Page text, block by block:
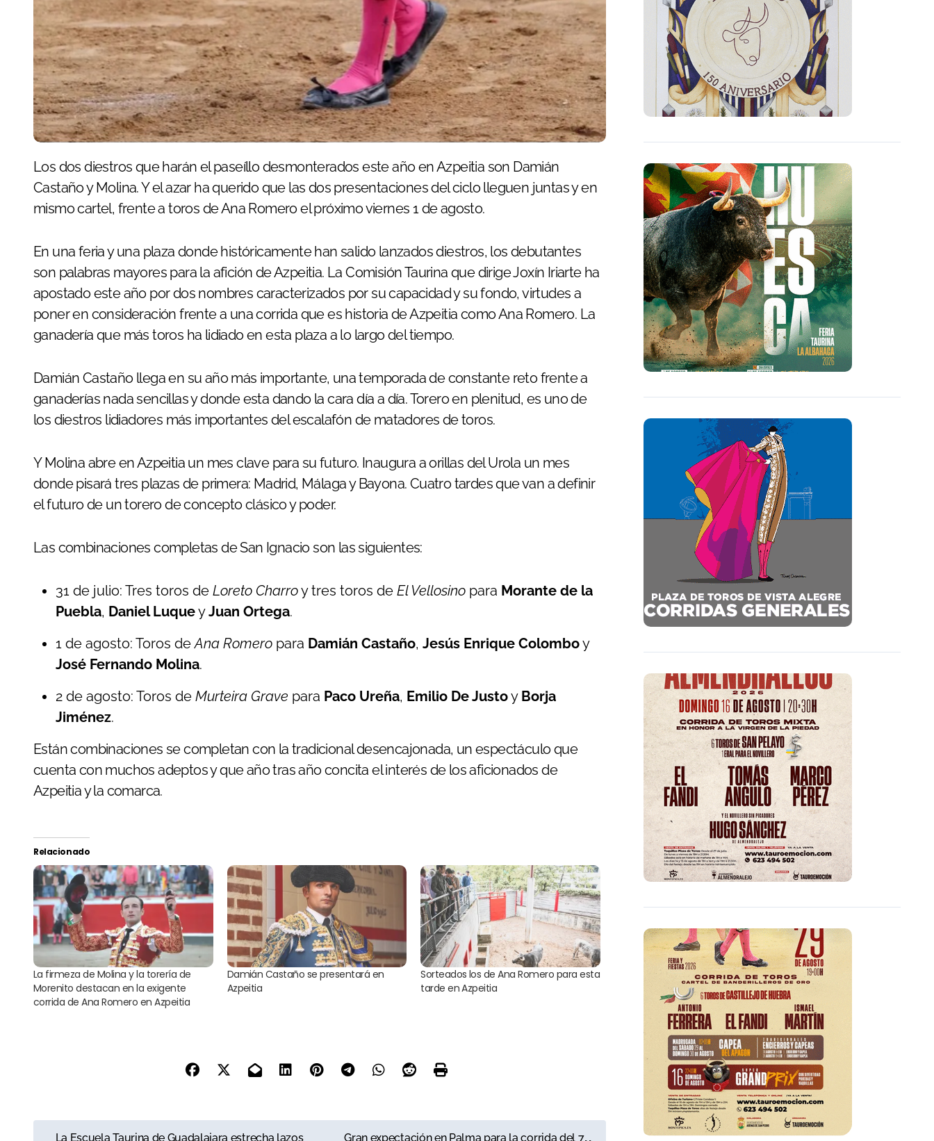
Los dos diestros que harán el paseíllo desmonterados este año en Azpeitia son Damián
Castaño y Molina. Y el azar ha querido que las dos presentaciones del ciclo lleguen juntas y en
mismo cartel, frente a toros de Ana Romero el próximo viernes 1 de agosto.
En una feria y una plaza donde históricamente han salido lanzados diestros, los debutantes
son palabras mayores para la afición de Azpeitia. La Comisión Taurina que dirige Joxín Iriarte ha
apostado este año por dos nombres caracterizados por su capacidad y su fondo, virtudes a
poner en consideración frente a una corrida que es historia de Azpeitia como Ana Romero. La
ganadería que más toros ha lidiado en esta plaza a lo largo del tiempo.
Damián Castaño llega en su año más importante, una temporada de constante reto frente a
ganaderías nada sencillas y donde esta dando la cara día a día. Torero en plenitud, es uno de
los diestros lidiadores más importantes del escalafón de matadores de toros.
Y Molina abre en Azpeitia un mes clave para su futuro. Inaugura a orillas del Urola un mes
donde pisará tres plazas de primera: Madrid, Málaga y Bayona. Cuatro tardes que van a definir
el futuro de un torero de concepto clásico y poder.
Las combinaciones completas de San Ignacio son las siguientes:
31 de julio: Tres toros de Loreto Charroy tres toros de El Vellosino para Morante de la
Puebla, Daniel LuqueyJuan Ortega.
1 de agosto: Toros deAna Romero para Damián Castaño, Jesús Enrique Colomboy
José Fernando Molina.
2 de agosto: Toros de Murteira Grave para Paco Ureña, Emilio De Justoy Borja
Jiménez.
Están combinaciones se completan con la tradicional desencajonada, un espectáculo que
cuenta con muchos adeptos y que año tras año concita el interés de los aficionados de
Azpeitia y la comarca.
Relacionado
La firmeza de Molina y la torería de
Morenito destacan en la exigente
corrida de Ana Romero en Azpeitia
Damián Castaño se presentará en
Azpeitia
Sorteados los de Ana Romero para esta
tarde en Azpeitia
La Escuela Taurina de Guadalajara estrecha lazos
Gran expectación en Palma para la corrida del 7